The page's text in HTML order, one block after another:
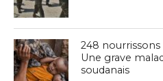
248
Une grave
soudanais